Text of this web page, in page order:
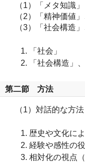
（1）「メタ知識」
（2）「精神価値
（3）「社会構造
「社会」
「社会構造」
第二節 方法
（1）対話的な方法
歴史や文化に
経験や感性の
相対化の視点